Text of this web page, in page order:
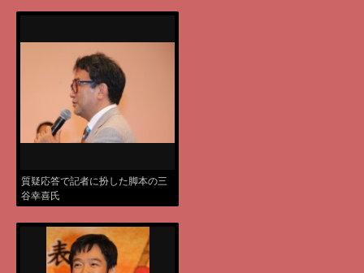
質疑応答で記者に扮した脚本の三
谷幸喜氏